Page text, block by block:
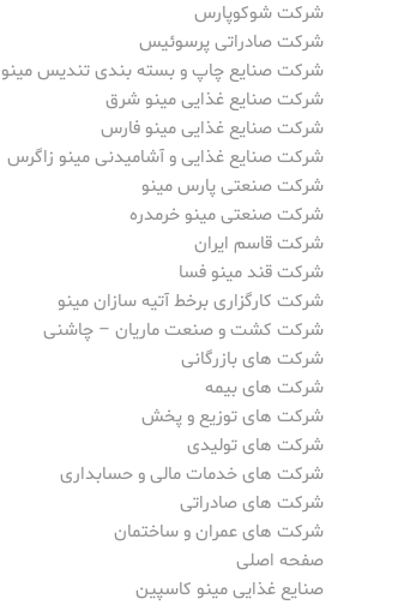
شرکت شوکوپارس
شرکت صادراتی پرسوئیس
شرکت صنایع چاپ و بسته بندی تندیس مینو
شرکت صنایع غذایی مینو شرق
شرکت صنایع غذایی مینو فارس
شرکت صنایع غذایی و آشامیدنی مینو زاگرس
شرکت صنعتی پارس مینو
شرکت صنعتی مینو خرمدره
شرکت قاسم ایران
شرکت قند مینو فسا
شرکت کارگزاری برخط آتیه سازان مینو
شرکت کشت و صنعت ماریان – چاشنی
شرکت های بازرگانی
شرکت های بیمه
شرکت های توزیع و پخش
شرکت های تولیدی
شرکت های خدمات مالی و حسابداری
شرکت های صادراتی
شرکت های عمران و ساختمان
صفحه اصلی
صنایع غذایی مینو کاسپین